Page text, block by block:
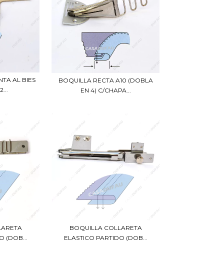
AL BIES
BOQUILLA RECTA A10 (DOBLA
EN 4) C/CHAPA...
(DOB...
BOQUILLA COLLARETA
ELASTICO PARTIDO (DOB...